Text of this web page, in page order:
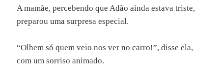
A mamãe, percebendo que Adão ainda estava triste,
preparou uma surpresa especial.
“Olhem só quem veio nos ver no carro!”, disse ela,
com um sorriso animado.